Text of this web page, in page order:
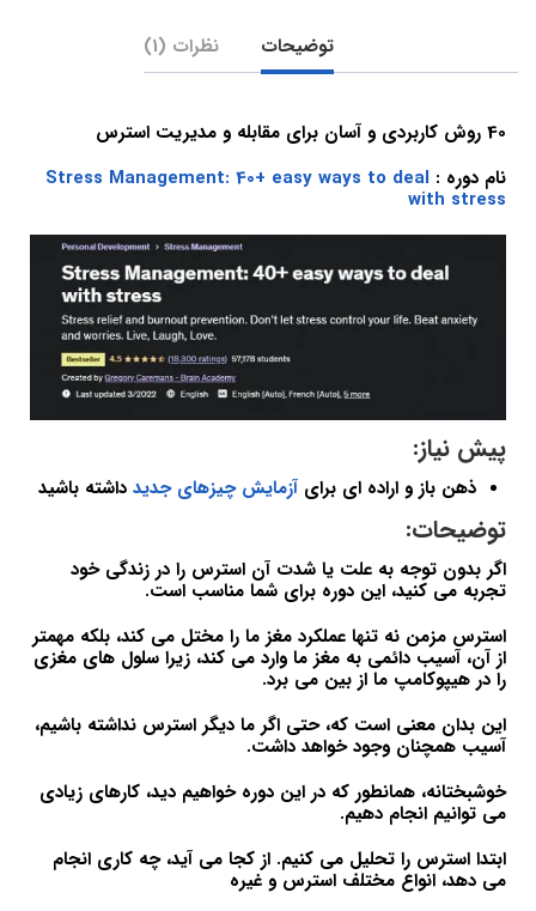
توضیحات نظرات (1)
40 روش کاربردی و آسان برای مقابله و مدیریت استرس
نام دوره : Stress Management: 40+ easy ways to deal
with stress
پیش نیاز:
ذهن باز و اراده ای برای آزمایش چیزهای جدید داشته باشید
توضیحات:
اگر بدون توجه به علت یا شدت آن استرس را در زندگی خود
تجربه می کنید، این دوره برای شما مناسب است.
استرس مزمن نه تنها عملکرد مغز ما را مختل می کند، بلکه مهمتر
از آن، آسیب دائمی به مغز ما وارد می کند، زیرا سلول های مغزی
را در هیپوکامپ ما از بین می برد.
این بدان معنی است که، حتی اگر ما دیگر استرس نداشته باشیم،
آسیب همچنان وجود خواهد داشت.
خوشبختانه، همانطور که در این دوره خواهیم دید، کارهای زیادی
می توانیم انجام دهیم.
ابتدا استرس را تحلیل می کنیم. از کجا می آید، چه کاری انجام
می دهد، انواع مختلف استرس و غیره